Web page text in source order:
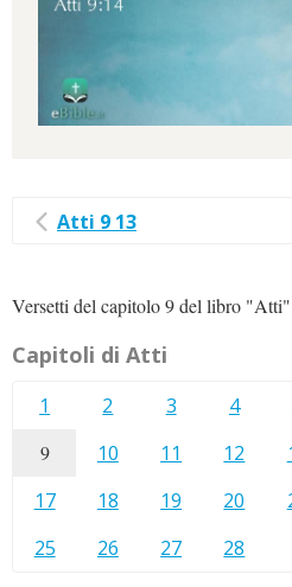
Atti 9 13
Versetti del capitolo 9 del libro
Capitoli di Atti
1 2 3 4
9 10 11 12
17
18 19 20
25
26 27 28